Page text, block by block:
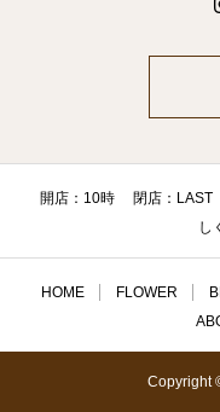
開店：10時 閉店：LAST
し
HOME FLOWER
Copyright